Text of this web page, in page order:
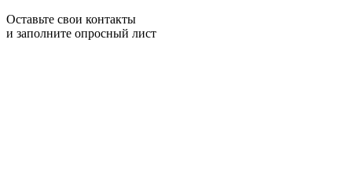
Оставьте свои контакты
и заполните опросный лист